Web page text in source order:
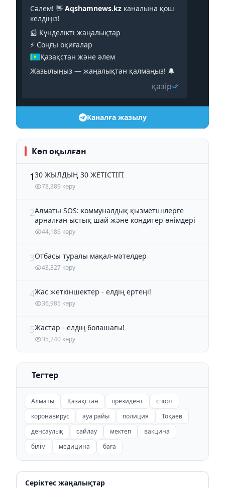
Сәлем! 👋 Aqshamnews.kz каналына қош
келдіңіз!
📰 Күнделікті жаңалықтар
⚡️ Соңғы оқиғалар
Қазақстан және әлем
Жазылыңыз — жаңалықтан қалмаңыз! 🔔
қазір
Каналға жазылу
Көп оқылған
130 ЖЫЛДЫҢ 30 ЖЕТІСТІГІ
78,389 көру
2Алматы SOS: коммуналдық қызметшілерге
арналған ыстық шай және кондитер өнімдері
44,186 көру
3Отбасы туралы мақал-мәтелдер
43,327 көру
4Жас жеткіншектер - елдің ертеңі!
36,985 көру
5Жастар - елдің болашағы!
35,240 көру
Тегтер
Алматы Қазақстан президент
спорт
коронавирус
ауа райы полиция
Тоқаев
денсаулық
сайлау мектеп
вакцина
білім
медицина баға
Серіктес жаңалықтар